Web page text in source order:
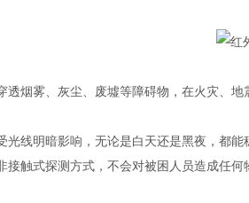
烟雾、灰尘、废墟等障碍物，在火灾、地
明暗影响，无论是白天还是黑夜，都能
式探测方式，不会对被困人员造成任何